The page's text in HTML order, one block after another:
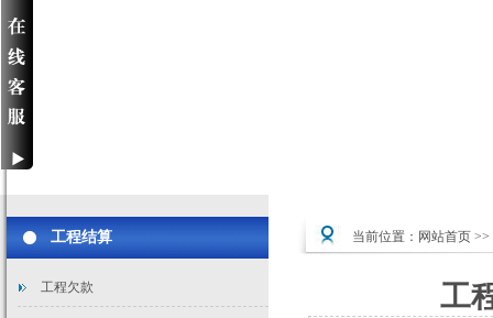
工程结算
工程欠款
当前位置： 网站首页 >>
工